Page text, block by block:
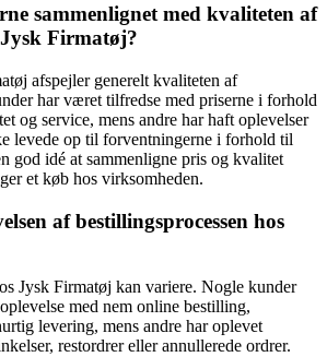
sammenlignet med kvaliteten af
Firmatøj?
afspejler generelt kvaliteten af
har været tilfredse med priserne i forhold
og service, mens andre har haft oplevelser
levede op til forventningerne i forhold til
god idé at sammenligne pris og kvalitet
et køb hos virksomheden.
af bestillingsprocessen hos
Jysk Firmatøj kan variere. Nogle kunder
med nem online bestilling,
levering, mens andre har oplevet
restordrer eller annullerede ordrer.